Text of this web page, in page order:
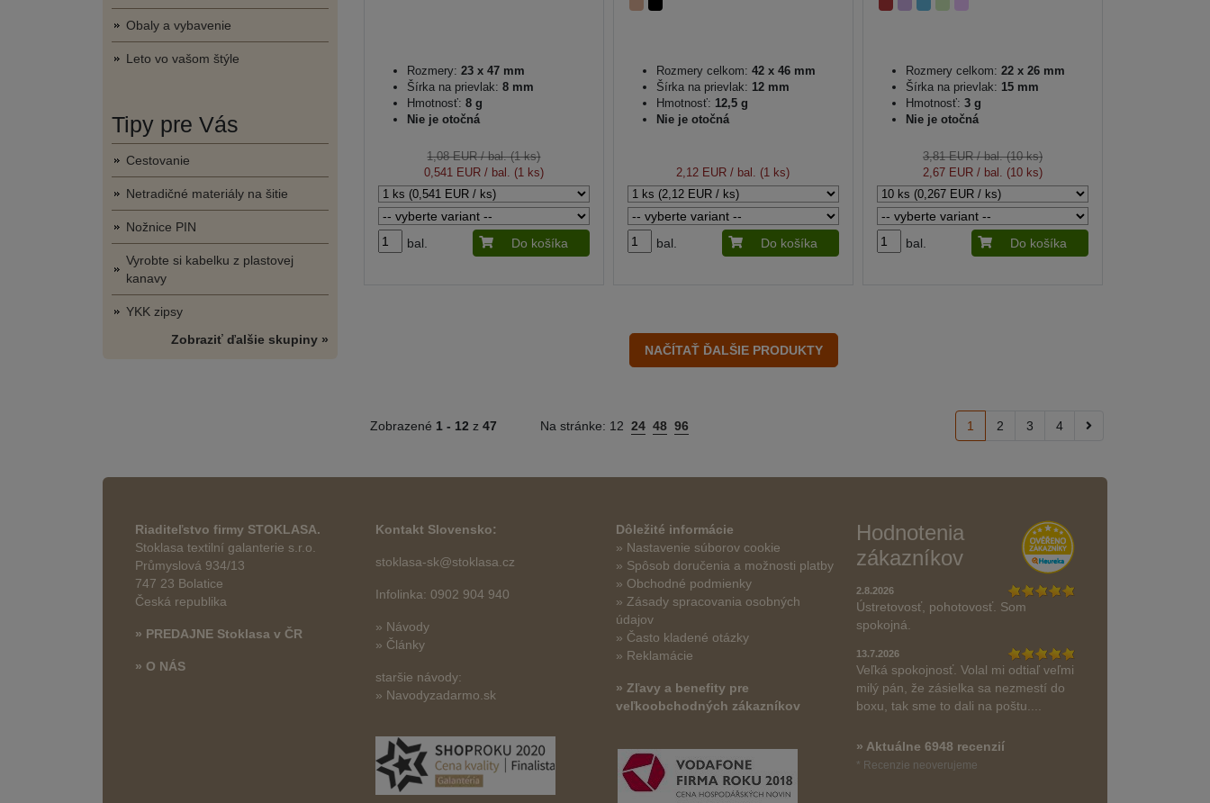
Obaly a vybavenie
Leto vo vašom štýle
Tipy pre Vás
Cestovanie
Netradičné materiály na šitie
Nožnice PIN
Vyrobte si kabelku z plastovej
kanavy
YKK zipsy
Zobraziť ďalšie skupiny »
Rozmery: 23 x 47 mm
Šírka na prievlak: 8 mm
Hmotnosť: 8 g
Nie je otočná
1,08 EUR/ bal. (1 ks)
0,541 EUR/ bal. (1 ks)
bal. Do košíka
Rozmery celkom: 42 x 46 mm
Šírka na prievlak: 12 mm
Hmotnosť: 12,5 g
Nie je otočná
2,12 EUR / bal. (1 ks)
bal. Do košíka
Rozmery celkom: 22 x 26 mm
Šírka na prievlak: 15 mm
Hmotnosť: 3 g
Nie je otočná
3,81 EUR/ bal. (10 ks)
2,67 EUR/ bal. (10 ks)
bal. Do košíka
Zobrazené 1 - 12 z 47 Na stránke: 12 24 48 96 1 2 3 4
Riaditeľstvo firmy STOKLASA.
Stoklasa textilní galanterie s.r.o.
Průmyslová 934/13
747 23 Bolatice
Česká republika
» PREDAJNE Stoklasa v ČR
» O NÁS
Kontakt Slovensko:
stoklasa-sk@stoklasa.cz
Infolinka: 0902 904 940
» Návody
» Články
staršie návody:
» Navodyzadarmo.sk
Dôležité informácie
» Nastavenie súborov cookie
» Spôsob doručenia a možnosti platby
» Obchodné podmienky
» Zásady spracovania osobných
údajov
» Často kladené otázky
» Reklamácie
» Zľavy a benefity pre
veľkoobchodných zákazníkov
Hodnotenia
zákazníkov
2.8.2026
Ústretovosť, pohotovosť. Som
spokojná.
13.7.2026
Veľká spokojnosť. Volal mi odtiaľ veľmi
milý pán, že zásielka sa nezmestí do
boxu, tak sme to dali na poštu....
» Aktuálne 6948 recenzií
* Recenzie neoverujeme